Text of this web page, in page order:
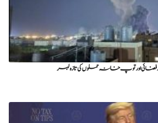
اور توپ خانہ حملوں کی تازہ لہر